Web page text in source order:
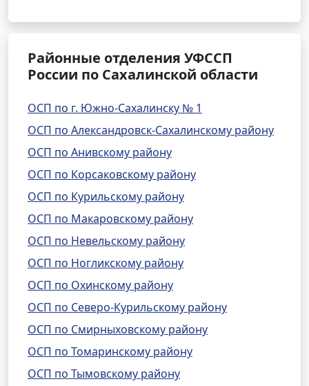
Районные отделения УФССП
России по Сахалинской области
ОСП по г. Южно-Сахалинску № 1
ОСП по Александровск-Сахалинскому району
ОСП по Анивскому району
ОСП по Корсаковскому району
ОСП по Курильскому району
ОСП по Макаровскому району
ОСП по Невельскому району
ОСП по Ногликскому району
ОСП по Охинскому району
ОСП по Северо-Курильскому району
ОСП по Смирныховскому району
ОСП по Томаринскому району
ОСП по Тымовскому району